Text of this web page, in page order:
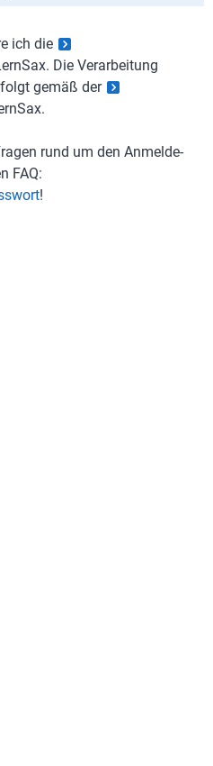
ich die
Die Verarbeitung
gemäß der
rund um den Anmelde-
FAQ:
!